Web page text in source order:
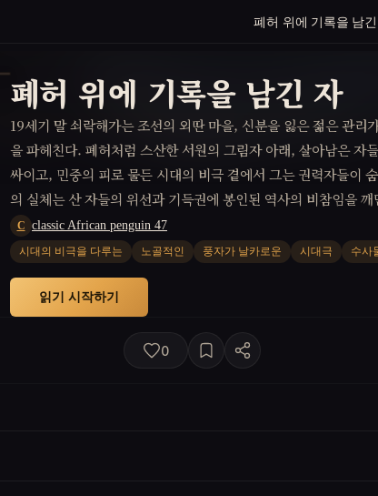
폐허 위에 기록을 남
폐허 위에 기록을 남긴 자
19세기 말 쇠락해가는 조선의 외딴 마을, 신분을 잃은 젊은 관리
을 파헤친다. 폐허처럼 스산한 서원의 그림자 아래, 살아남은 자
싸이고, 민중의 피로 물든 시대의 비극 곁에서 그는 권력자들이
의 실체는 산 자들의 위선과 기득권에 봉인된 역사의 비참임을
그는 대가를 치르며 자신만의 정의에 직면한다.
C classic African penguin 47
시대의 비극을 다루는 노골적인 풍자가 날카로운 시대극 수사
읽기 시작하기
0